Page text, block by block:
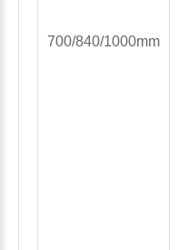
700/840/1000mm